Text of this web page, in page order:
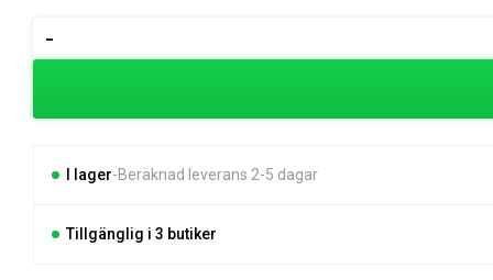
-
mängd
I lager Beräknad leverans 2-5 dagar
Tillgänglig i 3 butiker